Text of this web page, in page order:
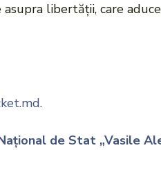
libertății, care
de Stat „Vasile